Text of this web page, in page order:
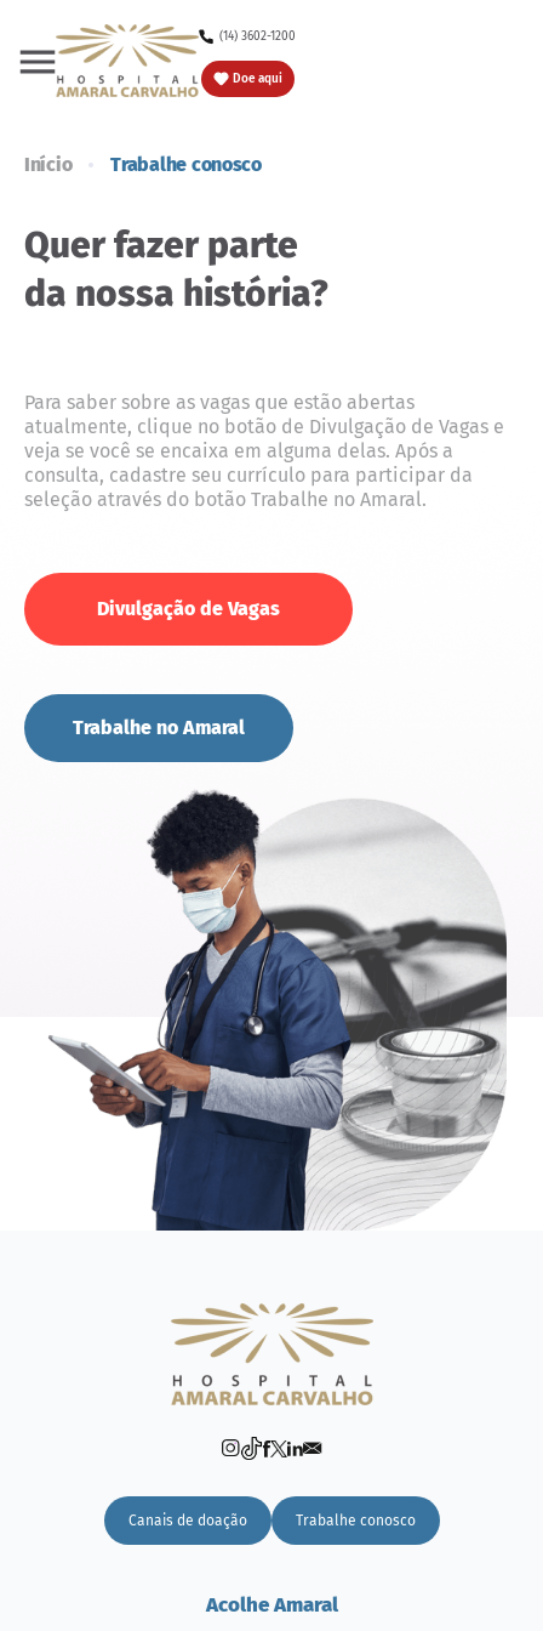
(14) 3602-1200
Doe aqui
Doe
Início Trabalhe conosco
Quer fazer parte
da nossa história?
Para saber sobre as vagas que estão abertas
atualmente, clique no botão de Divulgação de Vagas e
veja se você se encaixa em alguma delas. Após a
consulta, cadastre seu currículo para participar da
seleção através do botão Trabalhe no Amaral.
Divulgação de Vagas
Trabalhe no Amaral
Canais de doação Trabalhe conosco
Acolhe Amaral